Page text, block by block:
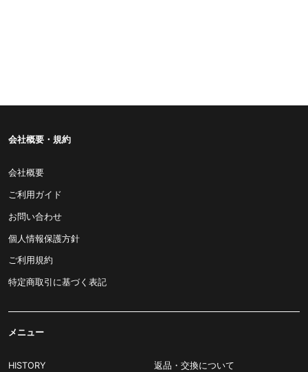
会社概要・規約
会社概要
ご利用ガイド
お問い合わせ
個人情報保護方針
ご利用規約
特定商取引に基づく表記
メニュー
HISTORY 返品・交換について